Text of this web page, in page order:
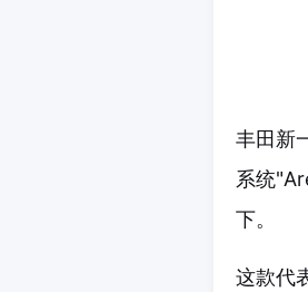
丰田新
系统
下。
这款代